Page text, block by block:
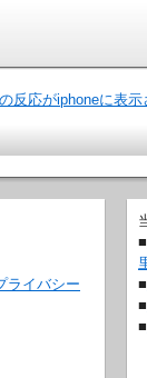
反応がiphoneに表示
ライバシー
■
■
■
■